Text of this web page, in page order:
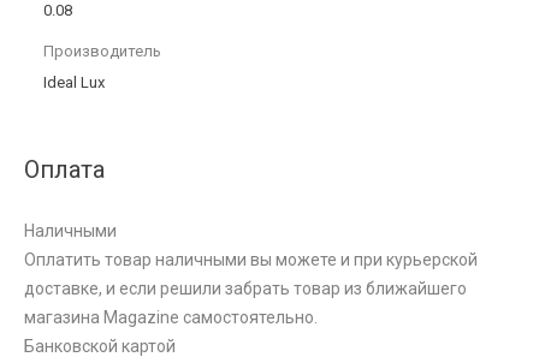
0.08
Производитель
Ideal Lux
Оплата
Наличными
Оплатить товар наличными вы можете и при курьерской
доставке, и если решили забрать товар из ближайшего
магазина Magazine самоcтоятельно.
Банковской картой